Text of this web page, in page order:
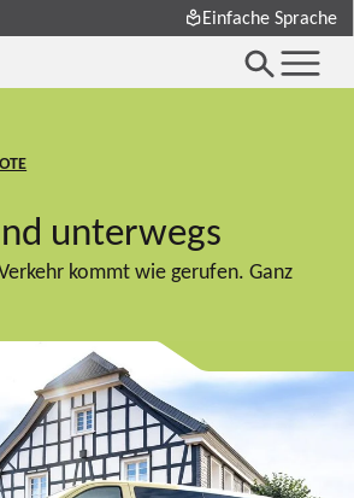
Einfache Sprache
unterwegs
kommt wie gerufen. Ganz